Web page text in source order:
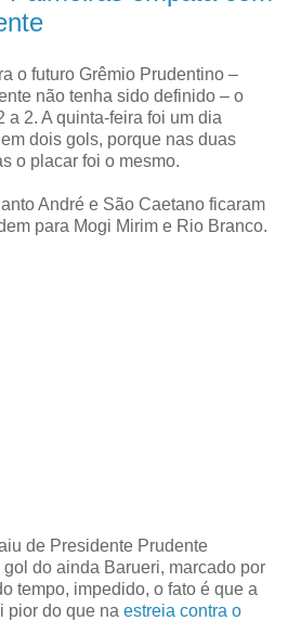
o futuro Grêmio Prudentino –
não tenha sido definido – o
a 2. A quinta-feira foi um dia
dois gols, porque nas duas
o placar foi o mesmo.
André e São Caetano ficaram
para Mogi Mirim e Rio Branco.
de Presidente Prudente
do ainda Barueri, marcado por
tempo, impedido, o fato é que a
pior do que na estreia contra o